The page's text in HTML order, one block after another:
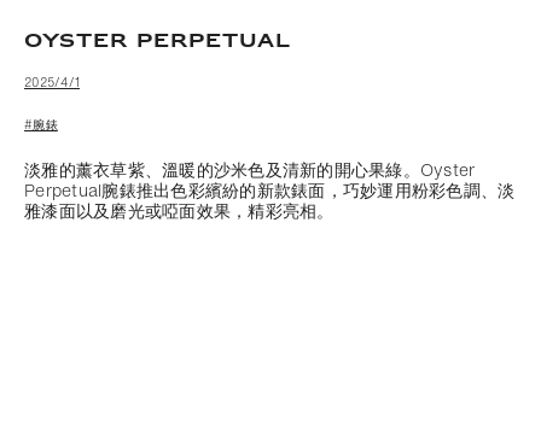
OYSTER PERPETUAL
2025/4/1
#腕錶
淡雅的薰衣草紫、溫暖的沙米色及清新的開心果綠。Oyster
Perpetual腕錶推出色彩繽紛的新款錶面，巧妙運用粉彩色調、淡
雅漆面以及磨光或啞面效果，精彩亮相。